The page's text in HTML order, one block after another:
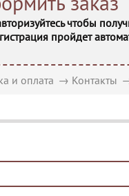
чтобы
пройдет
и оплата → Контакты